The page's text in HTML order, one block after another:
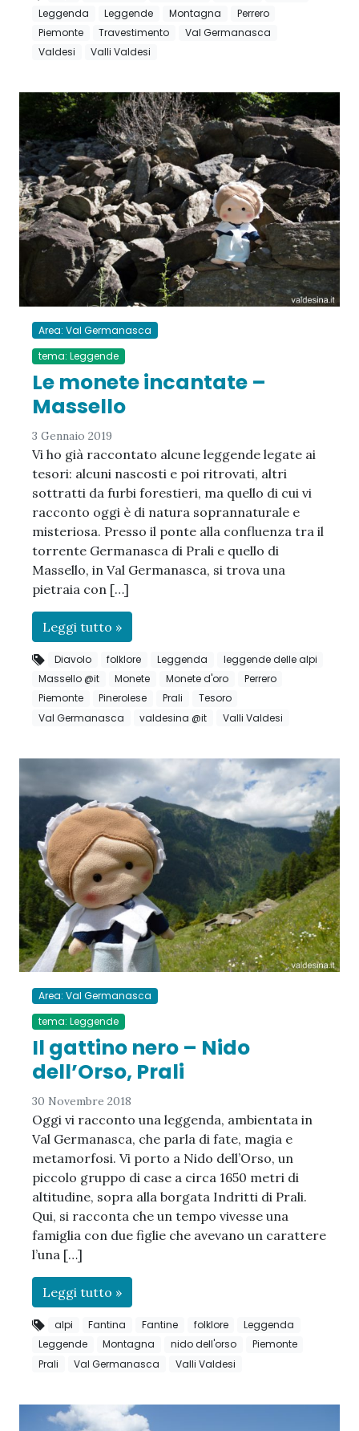
Leggenda
Leggende Montagna
Perrero
Piemonte
Travestimento
Val Germanasca
Valdesi
Valli Valdesi
Area: Val Germanasca
tema: Leggende
Le monete incantate –
Massello
3 Gennaio 2019
Vi ho già raccontato alcune leggende legate ai
tesori: alcuni nascosti e poi ritrovati, altri
sottratti da furbi forestieri, ma quello di cui vi
racconto oggi è di natura soprannaturale e
misteriosa. Presso il ponte alla confluenza tra il
torrente Germanasca di Prali e quello di
Massello, in Val Germanasca, si trova una
pietraia con […]
Leggi tutto »
Diavolo folklore Leggenda
leggende delle alpi
Massello @it
Monete Monete d'oro
Perrero
Piemonte
Pinerolese Prali
Tesoro
Val Germanasca
valdesina @it Valli Valdesi
Area: Val Germanasca
tema: Leggende
Il gattino nero – Nido
dell’Orso, Prali
30 Novembre 2018
Oggi vi racconto una leggenda, ambientata in
Val Germanasca, che parla di fate, magia e
metamorfosi. Vi porto a Nido dell’Orso, un
piccolo gruppo di case a circa 1650 metri di
altitudine, sopra alla borgata Indritti di Prali.
Qui, si racconta che un tempo vivesse una
famiglia con due figlie che avevano un carattere
l’una […]
Leggi tutto »
alpi Fantina Fantine folklore
Leggenda
Leggende
Montagna nido dell'orso
Piemonte
Prali
Val Germanasca Valli Valdesi